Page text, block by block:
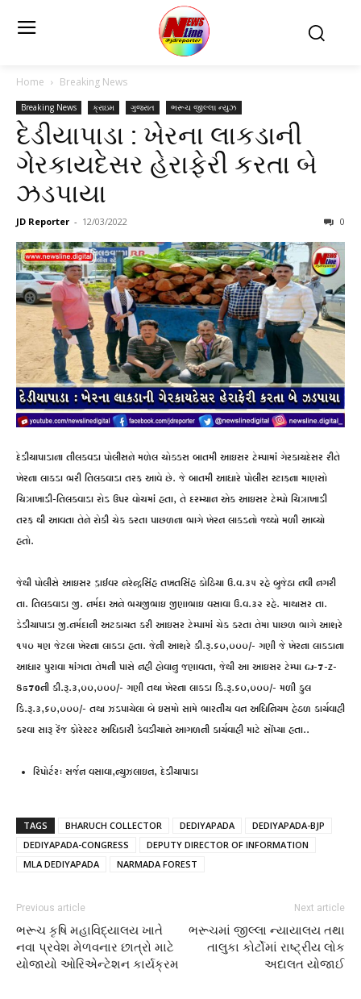
Home Breaking News
Breaking News ક્રાઇમ ગુજરાત ભરૂચ જીલ્લા ન્યુઝ
દેડીયાપાડા : ખેરના લાકડાની
ગેરકાયદેસર હેરાફેરી કરતા બે
ઝડપાયા
JD Reporter - 12/03/2022 0
દેડીયાપાડાના તીલકવડા પોલીસને મળેલ ચોક્કસ બાતમી આઇસર ટેમ્પામાં ગેરકાયદેસર રીતે
ખેરના લાકડા ભરી તિલકવાડા તરફ આવે છે. જે બાતમી આધારે પોલીસ સ્ટાફના માણસો
ચિત્રાખાડી-તિલકવાડા રોડ ઉપર વોચમાં હતા, તે દરમ્યાન એક આઇસર ટેમ્પો ચિત્રાખાડી
તરફ થી આવતા તેને રોકી ચેક કરતા પાછળના ભાગે ખેરન લાકડનો જ્થ્થો મળી આવ્યો
હતો.
જેથી પોલીસે આઇસર ડ્રાઈવર નરેન્દ્રસિંહ તખતસિંહ કોઠિયા ઉ.વ.૩૫ રહે બુજેઠા નવી નગરી
તા. તિલકવાડા જી. નર્મદા અને ભયજીભાઇ જીણાભાઇ વસાવા ઉ.વ.૩૨ રહે. માથાસર તા.
ડેડીયાપાડા જી.નર્મદાની અટકાયત કરી આઇસર ટેમ્પામાં ચેક કરતા તેમા પાછળ ભાગે આશરે
૧૫૦ મણ જેટલા ખેરના લાકડા હતા. જેની આશરે કી.રૂ.૬૦,૦૦૦/- ગણી જે ખેરના લાકડાના
આધાર પુરાવા માંગતા તેમની પાસે નહી હોવાનુ જણાવતા, જેથી આ આઇસર ટેમ્પા GJ-7-Z-
8570ની કી.રૂ.૩,૦૦,૦૦૦/- ગણી તથા ખેરના લાકડા કિ.રૂ.૬૦,૦૦૦/- મળી કુલ
કિ.રૂ.૩,૬૦,૦૦૦/- તથા ઝડપાયેલા બે ઇસમો સામે ભારતીય વન અધિનિયમ હેઠળ કાર્યવાહી
કરવા સારૂ રેંજ ફોરેસ્ટર અધિકારી કેવડીયાને આગળની કાર્યવાહી માટે સોંપ્યા હતા..
રિપોર્ટર: સર્જન વસાવા,ન્યુઝલાઇન, દેડીયાપાડા
TAGS BHARUCH COLLECTOR DEDIYAPADA
DEDIYAPADA-BJP
DEDIYAPADA-CONGRESS
DEPUTY DIRECTOR OF INFORMATION
MLA DEDIYAPADA
NARMADA FOREST
Previous article
ભરૂચ કૃષિ મહાવિદ્યાલય ખાતે
નવા પ્રવેશ મેળવનાર છાત્રો માટે
યોજાયો ઓરિએન્ટેશન કાર્યક્રમ
Next article
ભરૂચમાં જીલ્લા ન્યાયાલય તથા
તાલુકા કોર્ટોમાં રાષ્ટ્રીય લોક
અદાલત યોજાઈ